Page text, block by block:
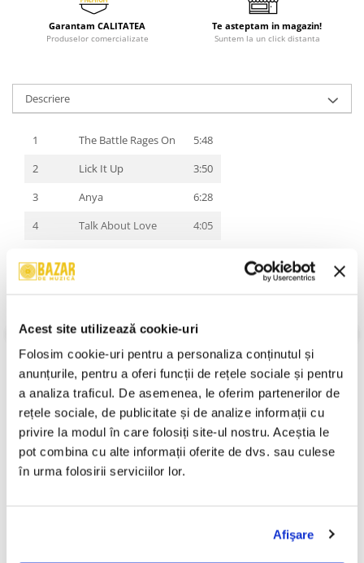
Acest site utilizează cookie-uri
Folosim cookie-uri pentru a personaliza conținutul și
anunțurile, pentru a oferi funcții de rețele sociale și pentru
a analiza traficul. De asemenea, le oferim partenerilor de
rețele sociale, de publicitate și de analize informații cu
privire la modul în care folosiți site-ul nostru. Aceștia le
pot combina cu alte informații oferite de dvs. sau culese
în urma folosirii serviciilor lor.
Afişare
Garantam CALITATEA
Produselor comercializate
Te asteptam in magazin!
Suntem la un click distanta
Descriere
1 The Battle Rages On
5:48
2
Lick It Up
3:50
3
Anya
6:28
4
Talk About Love
4:05
6
Solitaire
4:35
10
One Man's Meat 4:38
VEZI MAI MULT
Stare Coperta: Mint
Stare Disc:Mint
Gen:Rock
Stil:Hard Rock
An Lansare:An Lansare:
Informatii conformitate produs